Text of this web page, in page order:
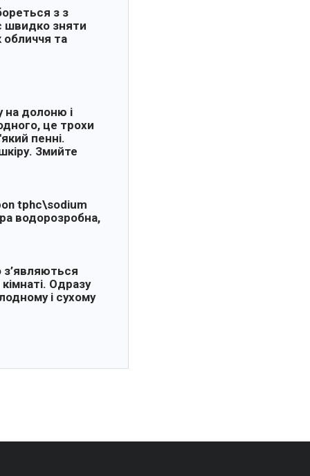
з з
швидко зняти
обличчя та
на долоню і
це трохи
пенні.
Змийте
tphc\sodium
водорозробна,
з’являються
Одразу
і сухому